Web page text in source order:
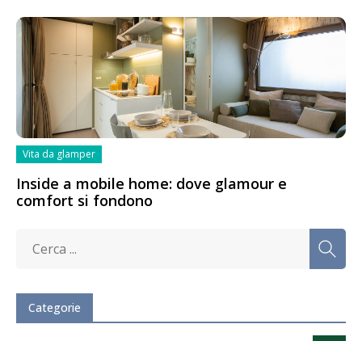
Vita da glamper
Inside a mobile home: dove glamour e
comfort si fondono
Categorie